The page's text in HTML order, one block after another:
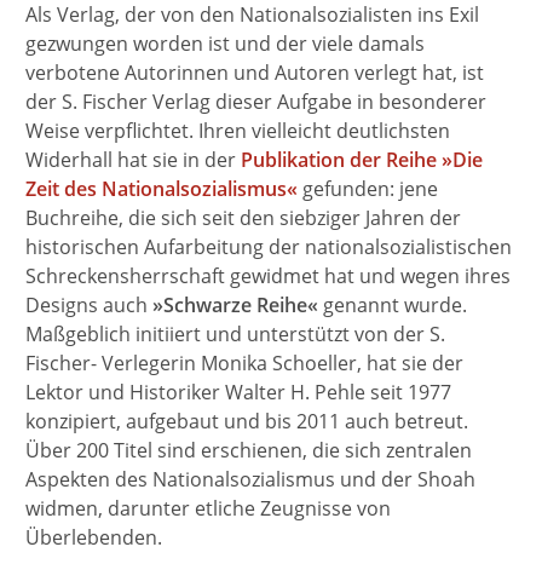
Als Verlag, der von den Nationalsozialisten ins Exil
gezwungen worden ist und der viele damals
verbotene Autorinnen und Autoren verlegt hat, ist
der S. Fischer Verlag dieser Aufgabe in besonderer
Weise verpflichtet. Ihren vielleicht deutlichsten
Widerhall hat sie in derPublikation der Reihe »Die
Zeit des Nationalsozialismus« gefunden: jene
Buchreihe, die sich seit den siebziger Jahren der
historischen Aufarbeitung der nationalsozialistischen
Schreckensherrschaft gewidmet hat und wegen ihres
Designs auch »Schwarze Reihe« genannt wurde.
Maßgeblich initiiert und unterstützt von der S.
Fischer- Verlegerin Monika Schoeller, hat sie der
Lektor und Historiker Walter H. Pehle seit 1977
konzipiert, aufgebaut und bis 2011 auch betreut.
Über 200 Titel sind erschienen, die sich zentralen
Aspekten des Nationalsozialismus und der Shoah
widmen, darunter etliche Zeugnisse von
Überlebenden.